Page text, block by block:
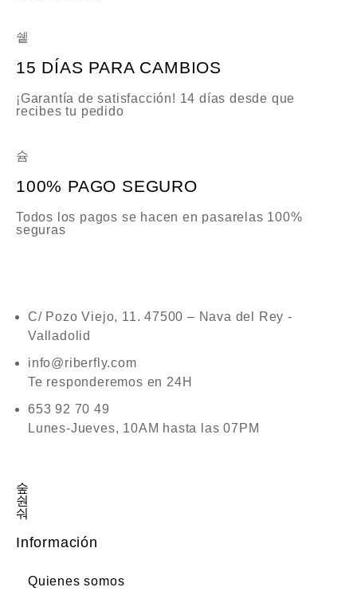
15 DÍAS PARA CAMBIOS
¡Garantía de satisfacción! 14 días desde que
recibes tu pedido
100% PAGO SEGURO
Todos los pagos se hacen en pasarelas 100%
seguras
C/ Pozo Viejo, 11. 47500 – Nava del Rey -
Valladolid
info@riberfly.com
Te responderemos en 24H
653 92 70 49
Lunes-Jueves, 10AM hasta las 07PM
Información
Quienes somos